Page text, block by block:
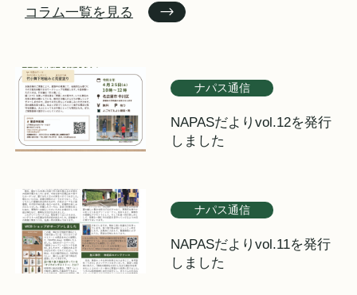
コラム一覧を見る
ナパス通信
NAPASだよりvol.12を発行
しました
ナパス通信
NAPASだよりvol.11を発行
しました